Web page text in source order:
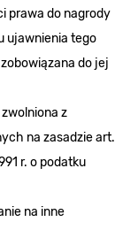
prawa do nagrody
ujawnienia tego
do jej
z
na zasadzie art.
r. o podatku
na inne